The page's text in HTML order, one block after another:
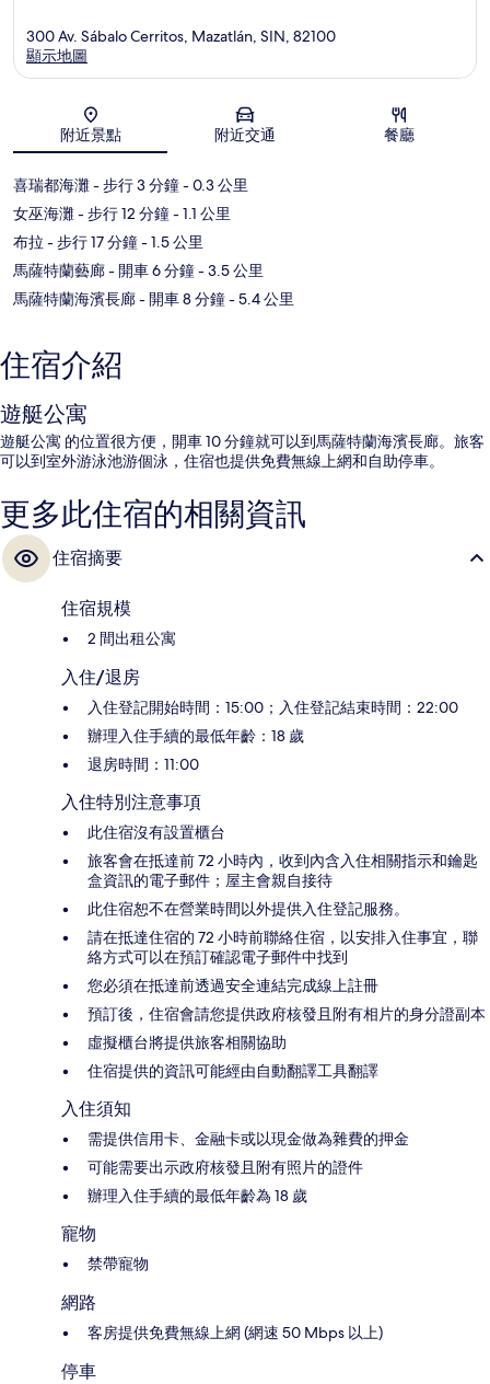
地圖
300 Av. Sábalo Cerritos, Mazatlán, SIN, 82100
顯示地圖
附近景點 附近交通 餐廳
喜瑞都海灘- 步行 3 分鐘- 0.3 公里
女巫海灘- 步行 12 分鐘- 1.1 公里
布拉 - 步行 17 分鐘- 1.5 公里
馬薩特蘭藝廊- 開車 6 分鐘- 3.5 公里
馬薩特蘭海濱長廊- 開車 8 分鐘- 5.4 公里
住宿介紹
遊艇公寓
遊艇公寓 的位置很方便，開車 10 分鐘就可以到馬薩特蘭海濱長廊。旅客
可以到室外游泳池游個泳，住宿也提供免費無線上網和自助停車。
更多此住宿的相關資訊
住宿摘要
住宿規模
2 間出租公寓
入住/退房
入住登記開始時間：15:00；入住登記結束時間：22:00
辦理入住手續的最低年齡：18 歲
退房時間：11:00
入住特別注意事項
此住宿沒有設置櫃台
旅客會在抵達前 72 小時內，收到內含入住相關指示和鑰匙
盒資訊的電子郵件；屋主會親自接待
此住宿恕不在營業時間以外提供入住登記服務。
請在抵達住宿的 72 小時前聯絡住宿，以安排入住事宜，聯
絡方式可以在預訂確認電子郵件中找到
您必須在抵達前透過安全連結完成線上註冊
預訂後，住宿會請您提供政府核發且附有相片的身分證副本
虛擬櫃台將提供旅客相關協助
住宿提供的資訊可能經由自動翻譯工具翻譯
入住須知
需提供信用卡、金融卡或以現金做為雜費的押金
可能需要出示政府核發且附有照片的證件
辦理入住手續的最低年齡為 18 歲
寵物
禁帶寵物
網路
客房提供免費無線上網 (網速 50 Mbps 以上)
停車